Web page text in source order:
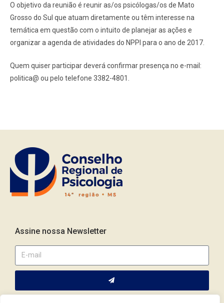
O objetivo da reunião é reunir as/os psicólogas/os de Mato
Grosso do Sul que atuam diretamente ou têm interesse na
temática em questão com o intuito de planejar as ações e
organizar a agenda de atividades do NPPI para o ano de 2017.
Quem quiser participar deverá confirmar presença no e-mail:
politica@ ou pelo telefone 3382-4801.
Assine nossa Newsletter